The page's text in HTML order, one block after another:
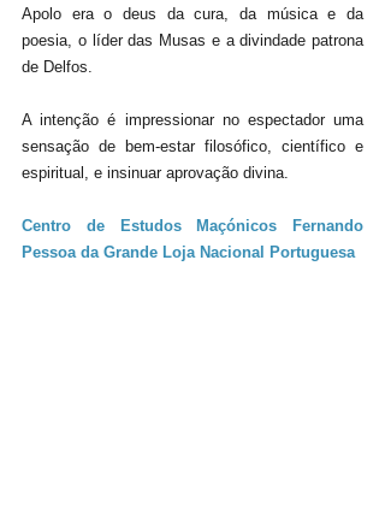
Apolo era o deus da cura, da música e da
poesia, o líder das Musas e a divindade patrona
de Delfos.
A intenção é impressionar no espectador uma
sensação de bem-estar filosófico, científico e
espiritual, e insinuar aprovação divina.
Centro de Estudos Maçónicos Fernando
Pessoa da Grande Loja Nacional Portuguesa